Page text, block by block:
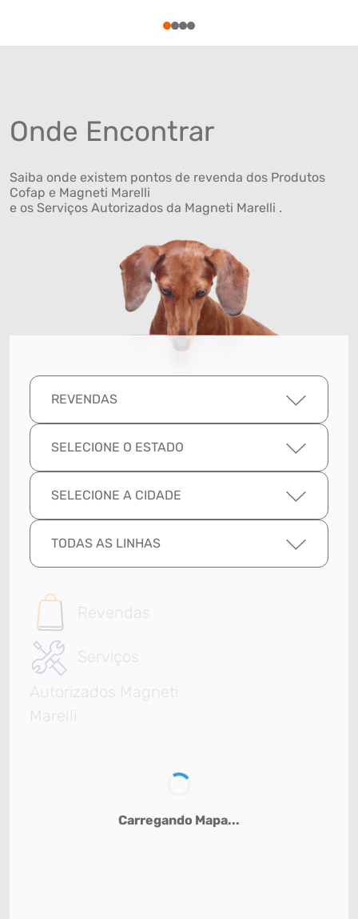
1234
Onde Encontrar
Saiba onde existem pontos de revenda dos Produtos
Cofap e Magneti Marelli
e os Serviços Autorizados da Magneti Marelli .
REVENDAS
SELECIONE O ESTADO
SELECIONE A CIDADE
TODAS AS LINHAS
Revendas
Serviços
Autorizados Magneti
Marelli